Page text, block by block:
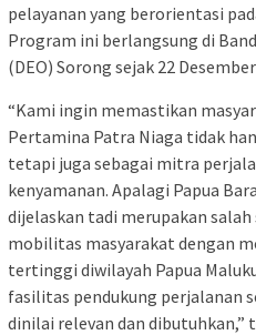
pelayanan yang berorientasi
Program ini berlangsung di
(DEO) Sorong sejak 22
“Kami ingin memastikan
Pertamina Patra Niaga tidak
tetapi juga sebagai mitra
kenyamanan. Apalagi Papua
dijelaskan tadi merupakan
mobilitas masyarakat dengan
tertinggi diwilayah Papua
fasilitas pendukung perjalanan
dinilai relevan dan dibutuhkan,”